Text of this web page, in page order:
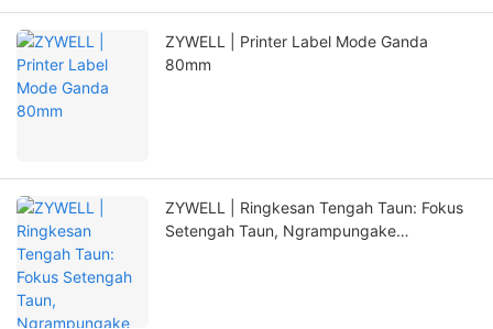
ZYWELL | Printer Label Mode Ganda
80mm
ZYWELL | Ringkesan Tengah Taun: Fokus
Setengah Taun, Ngrampungake